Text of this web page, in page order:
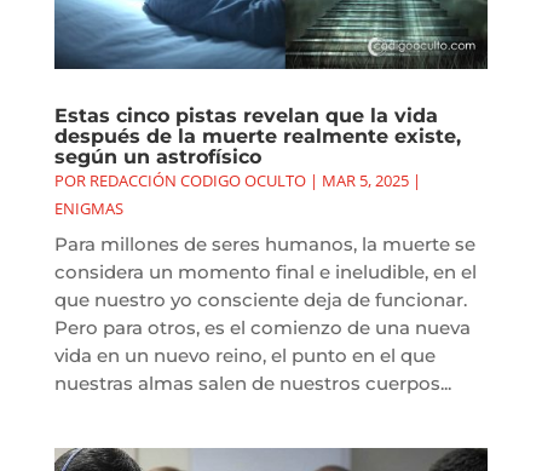
Estas cinco pistas revelan que la vida
después de la muerte realmente existe,
según un astrofísico
POR REDACCIÓN CODIGO OCULTO| MAR 5, 2025|
ENIGMAS
Para millones de seres humanos, la muerte se
considera un momento final e ineludible, en el
que nuestro yo consciente deja de funcionar.
Pero para otros, es el comienzo de una nueva
vida en un nuevo reino, el punto en el que
nuestras almas salen de nuestros cuerpos...